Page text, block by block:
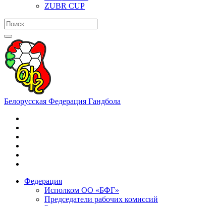
ZUBR CUP
Белорусская Федерация Гандбола
Федерация
Исполком ОО «БФГ»
Председатели рабочих комиссий